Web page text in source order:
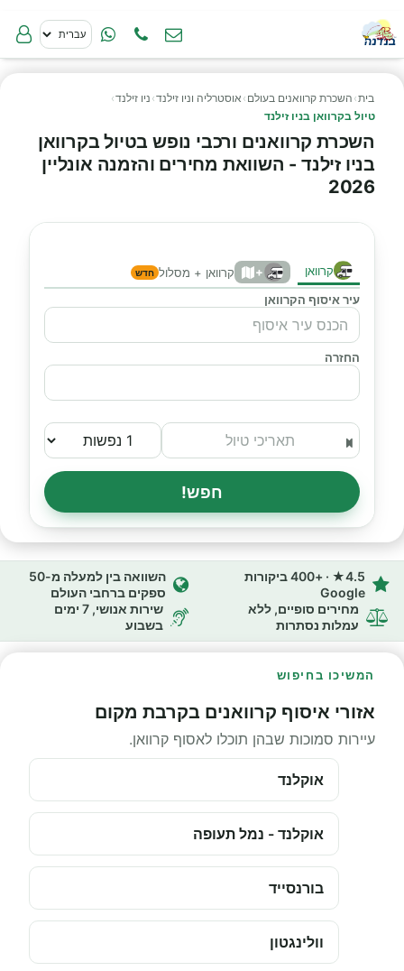
בית› השכרת קרוואנים בעולם › אוסטרליה וניו זילנד› ניו זילנד›
טיול בקרוואן בניו זילנד
השכרת קרוואנים ורכבי נופש בטיול בקרוואן
בניו זילנד - השוואת מחירים והזמנה אונליין
2026
קרוואן + קרוואן + מסלול חדש
עיר איסוף הקרוואן
החזרה
חפש!
4.5★ · +400 ביקורות
Google
השוואה בין למעלה מ-50
ספקים ברחבי העולם
מחירים סופיים, ללא
עמלות נסתרות
שירות אנושי, 7 ימים
בשבוע
המשיכו בחיפוש
אזורי איסוף קרוואנים בקרבת מקום
עיירות סמוכות שבהן תוכלו לאסוף קרוואן.
אוקלנד
אוקלנד - נמל תעופה
בורנסייד
וולינגטון